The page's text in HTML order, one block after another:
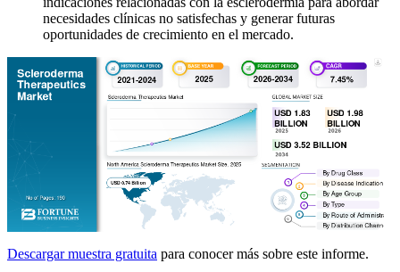
necesidades clínicas no satisfechas y generar futuras
oportunidades de crecimiento en el mercado.
Descargar muestra gratuita para conocer más sobre este informe.